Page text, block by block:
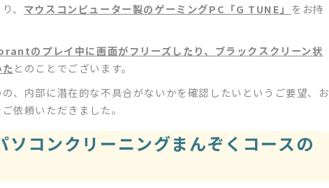
、 マウスコンピューター製のゲーミングPC「G TUNE」 をお持
のプレイ中に画面がフリーズしたり、ブラックスクリーン状
とのことでございます。
、内部に潜在的な不具合がないかを確認したいというご要望、お
依頼いただきました。
ソコンクリーニングまんぞくコースの